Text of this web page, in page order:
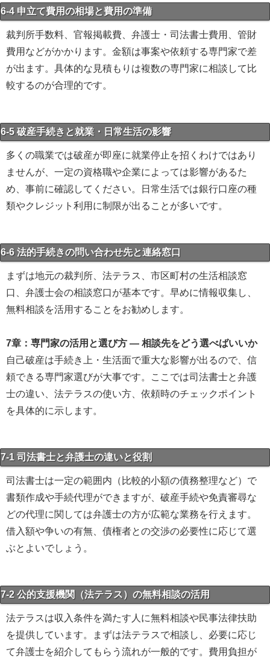
6-4 申立て費用の相場と費用の準備
裁判所手数料、官報掲載費、弁護士・司法書士費用、管財
費用などがかかります。金額は事案や依頼する専門家で差
が出ます。具体的な見積もりは複数の専門家に相談して比
較するのが合理的です。
6-5 破産手続きと就業・日常生活の影響
多くの職業では破産が即座に就業停止を招くわけではあり
ませんが、一定の資格職や企業によっては影響があるた
め、事前に確認してください。日常生活では銀行口座の種
類やクレジット利用に制限が出ることが多いです。
6-6 法的手続きの問い合わせ先と連絡窓口
まずは地元の裁判所、法テラス、市区町村の生活相談窓
口、弁護士会の相談窓口が基本です。早めに情報収集し、
無料相談を活用することをお勧めします。
7章：専門家の活用と選び方 ― 相談先をどう選べばいいか
自己破産は手続き上・生活面で重大な影響が出るので、信
頼できる専門家選びが大事です。ここでは司法書士と弁護
士の違い、法テラスの使い方、依頼時のチェックポイント
を具体的に示します。
7-1 司法書士と弁護士の違いと役割
司法書士は一定の範囲内（比較的小額の債務整理など）で
書類作成や手続代理ができますが、破産手続や免責審尋な
どの代理に関しては弁護士の方が広範な業務を行えます。
借入額や争いの有無、債権者との交渉の必要性に応じて選
ぶとよいでしょう。
7-2 公的支援機関（法テラス）の無料相談の活用
法テラスは収入条件を満たす人に無料相談や民事法律扶助
を提供しています。まずは法テラスで相談し、必要に応じ
て弁護士を紹介してもらう流れが一般的です。費用負担が